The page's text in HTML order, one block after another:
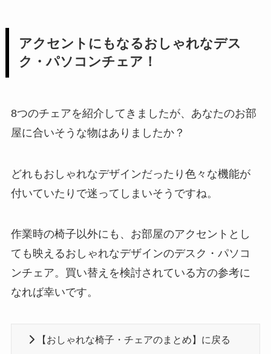
アクセントにもなるおしゃれなデス
ク・パソコンチェア！
8つのチェアを紹介してきましたが、あなたのお部
屋に合いそうな物はありましたか？
どれもおしゃれなデザインだったり色々な機能が
付いていたりで迷ってしまいそうですね。
作業時の椅子以外にも、お部屋のアクセントとし
ても映えるおしゃれなデザインのデスク・パソコ
ンチェア。買い替えを検討されている方の参考に
なれば幸いです。
【おしゃれな椅子・チェアのまとめ】に戻る